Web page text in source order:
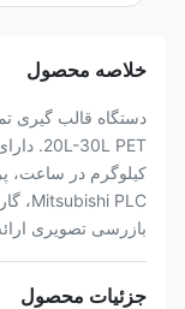
خلاصه محصول
بازرسی تصویری ارائه
جزئیات محصول